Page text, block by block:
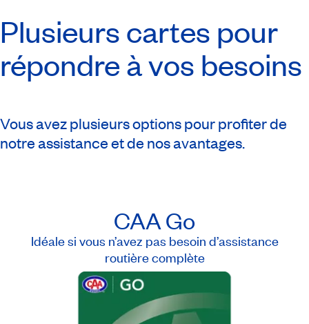
Plusieurs cartes pour
répondre à vos besoins
Vous avez plusieurs options pour profiter de
notre assistance et de nos avantages.
CAA Go
Idéale si vous n’avez pas besoin d’assistance
routière complète